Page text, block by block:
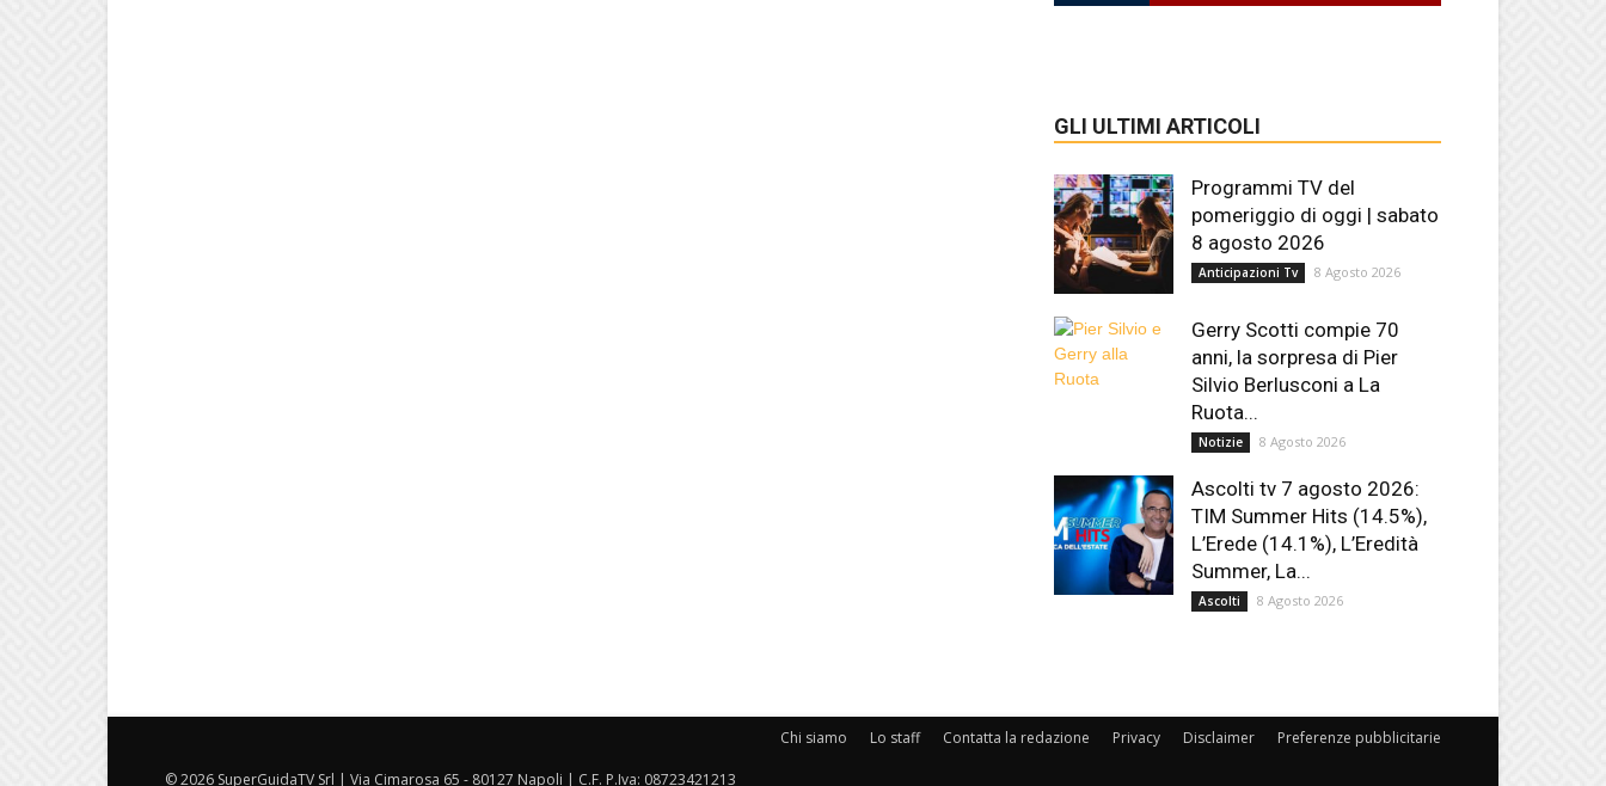
GLI ULTIMI ARTICOLI
Programmi TV del
pomeriggio di oggi | sabato
8 agosto 2026
Anticipazioni Tv 8 Agosto 2026
Gerry Scotti compie 70
anni, la sorpresa di Pier
Silvio Berlusconi a La
Ruota...
Notizie 8 Agosto 2026
Ascolti tv 7 agosto 2026:
TIM Summer Hits (14.5%),
L’Erede (14.1%), L’Eredità
Summer, La...
Ascolti 8 Agosto 2026
Chi siamo Lo staff Contatta la redazione Privacy Disclaimer Preferenze pubblicitarie
© 2026 SuperGuidaTV Srl | Via Cimarosa 65 - 80127 Napoli | C.F. P.Iva: 08723421213